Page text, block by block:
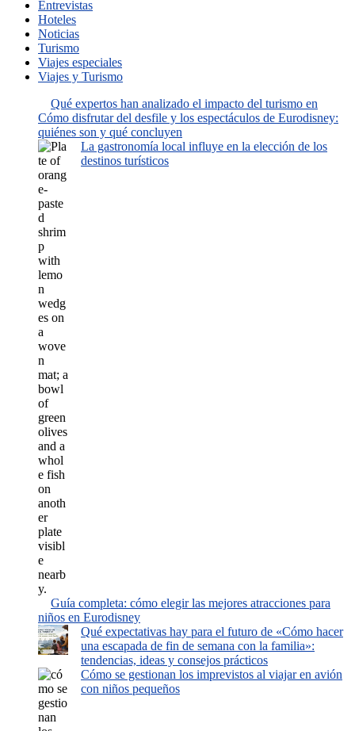
Entrevistas
Hoteles
Noticias
Turismo
Viajes especiales
Viajes y Turismo
Qué expertos han analizado el impacto del turismo en
Cómo disfrutar del desfile y los espectáculos de Eurodisney:
quiénes son y qué concluyen
La gastronomía local influye en la elección de los
destinos turísticos
Guía completa: cómo elegir las mejores atracciones para
niños en Eurodisney
Qué expectativas hay para el futuro de «Cómo hacer
una escapada de fin de semana con la familia»:
tendencias, ideas y consejos prácticos
Cómo se gestionan los imprevistos al viajar en avión
con niños pequeños